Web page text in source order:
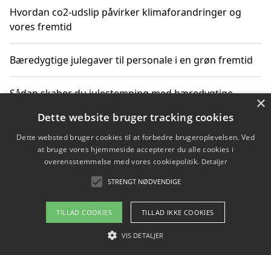
Hvordan co2-udslip påvirker klimaforandringer og
vores fremtid
Bæredygtige julegaver til personale i en grøn fremtid
Sådan skaber du julestemning med bæredygtige
Sådan skaber du et bæredygtigt hjem med familien i
Copyright 2026 - Pilanto Aps
Om / kontakt
×
Dette website bruger tracking cookies
Dette websted bruger cookies til at forbedre brugeroplevelsen. Ved
at bruge vores hjemmeside accepterer du alle cookies i
overensstemmelse med vores cookiepolitik. Detaljer
STRENGT NØDVENDIGE
TILLAD COOKIES TILLAD IKKE COOKIES
VIS DETALJER